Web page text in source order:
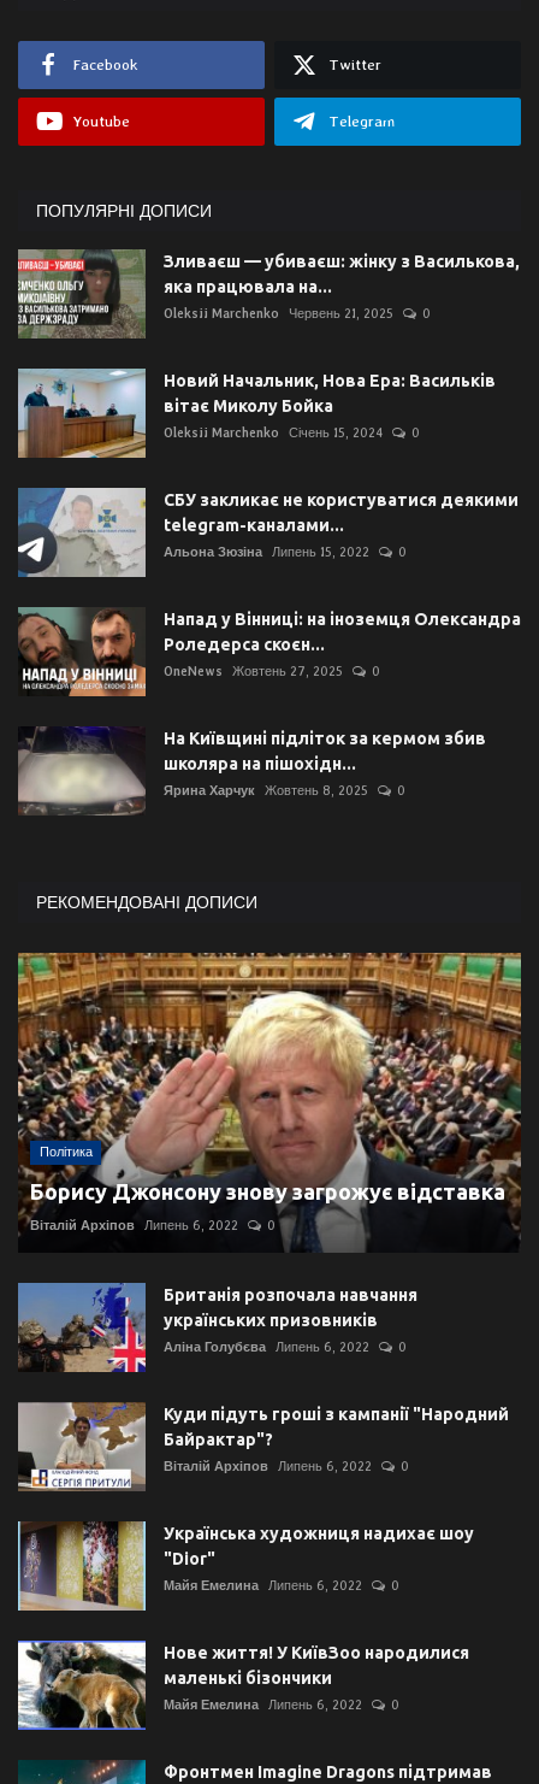
Facebook Twitter
Youtube Telegram
ПОПУЛЯРНІ ДОПИСИ
Зливаєш — убиваєш: жінку з Василькова,
яка працювала на...
Oleksii Marchenko Червень 21, 2025 0
Новий Начальник, Нова Ера: Васильків
вітає Миколу Бойка
Oleksii Marchenko Січень 15, 2024 0
СБУ закликає не користуватися деякими
telegram-каналами...
Альона Зюзіна Липень 15, 2022 0
Напад у Вінниці: на іноземця Олександра
Роледерса скоєн...
OneNews Жовтень 27, 2025 0
На Київщині підліток за кермом збив
школяра на пішохідн...
Ярина Харчук Жовтень 8, 2025 0
РЕКОМЕНДОВАНІ ДОПИСИ
Політика
Борису Джонсону знову загрожує відставка
Віталій Архіпов Липень 6, 2022 0
Британія розпочала навчання
українських призовників
Аліна Голубєва Липень 6, 2022 0
Куди підуть гроші з кампанії "Народний
Байрактар"?
Віталій Архіпов Липень 6, 2022 0
Українська художниця надихає шоу
"Dior"
Майя Емелина Липень 6, 2022 0
Нове життя! У КиївЗоо народилися
маленькі бізончики
Майя Емелина Липень 6, 2022 0
Фронтмен Imagine Dragons підтримав